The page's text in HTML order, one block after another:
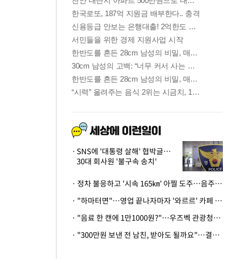
SNS에 '대통령 살해' 협박글…
30대 회사원 '불구속 송치'
· 정차 불응하고 '시속 165㎞' 아찔 도주…음주운전자 체포
· "하마터면"…영업 끝나자마자 '와르르' 카페 테라스 덮친 대리석 외벽
· "음료 한 캔에 1만1000원?"…우즈벡 관광청까지 나섰다, 유튜버 폭로 후폭풍
· "300만원 보낸 전 남친, 받아도 될까요"…결혼 앞둔 예비신부의 뜻밖 고충